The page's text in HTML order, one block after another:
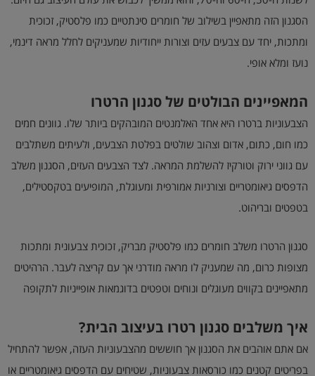
הסגנון הזה מתאפיין בשילוב של חומרים סינתטיים כמו פלסטיק, זכוכית
ומתכות, יחד עם צבעים עזים וצורות ייחודיות שמעניקים לחלל מראה דינמי,
נועז ומלא אופי.
המאפיינים הבולטים של סגנון הרטרו
הצבעוניות ברטרו היא אחד האלמנטים המובהקים ביותר שלו. גוונים חמים
כמו חום, כתום, אדום וצהוב שולטים בפלטת הצבעים, ולעיתים משתלבים
עם גווני ירוק וטורקיז להשלמת המראה. לצד הצבעים העזים, הסגנון משלב
הדפסים גיאומטריים וצורניות אמורפית ומעוגלת, המופיעים בטקסטילים,
בטפטים ובריהוט.
סגנון הרטרו משלב חומרים כמו פלסטיק מבריק, זכוכית צבעונית ומתכות
מצופות כרום, מה שמעניק לו מראה מודרני אך עם קריצה לעבר. הרהיטים
מתאפיינים בקווים מעוגלים ונוחים וטפטים בדוגמאות אופייניות לתקופה
איך משלבים סגנון רטרו בעיצוב הבית?
אם אתם אוהבים את הסגנון אך חוששים מהצבעוניות העזה, אפשר להתחיל
בפריטים קטנים כמו כורסאות צבעוניות, שטיחים עם הדפסים גיאומטריים או